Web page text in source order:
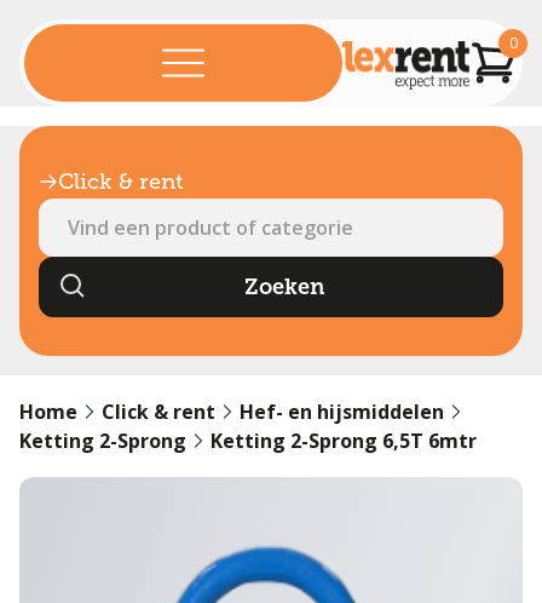
0
Click & rent
Home Click & rent
Hef- en hijsmiddelen
Ketting 2-Sprong
Ketting 2-Sprong 6,5T 6mtr